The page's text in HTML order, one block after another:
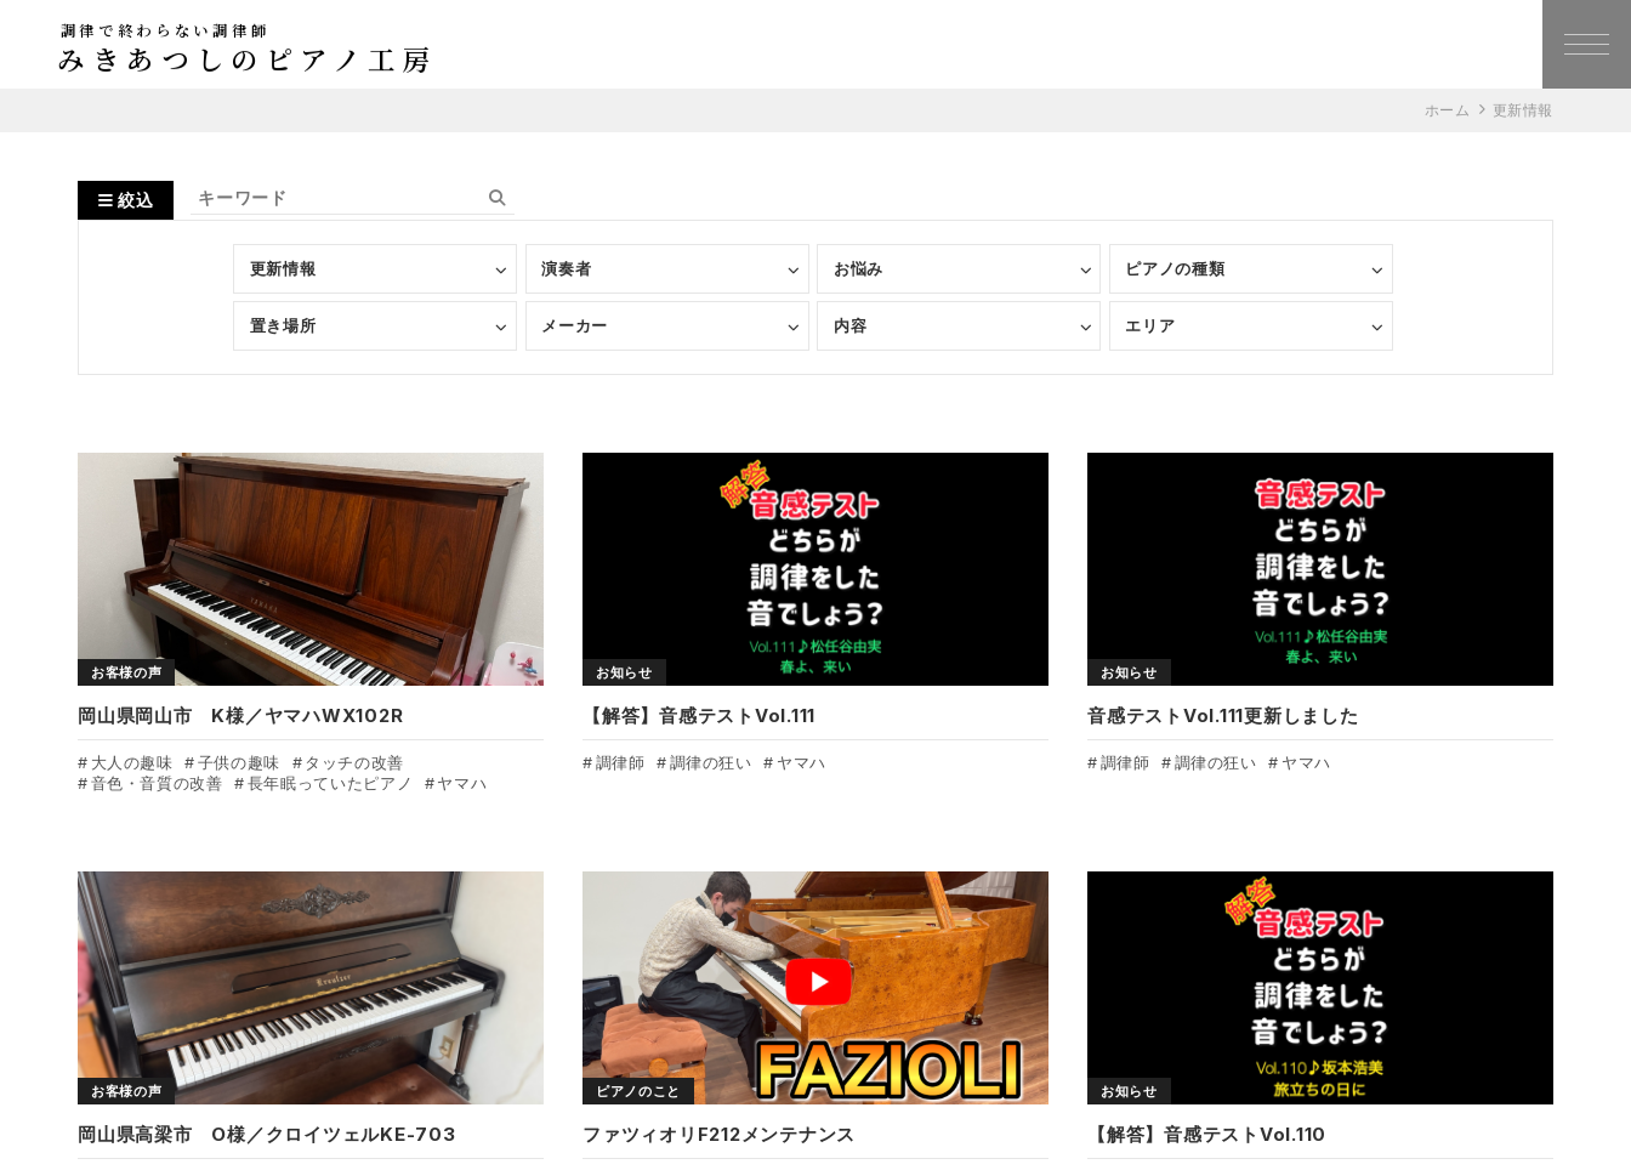
調律で終わらない調律師
みきあつしのピアノ工房
ホーム 更新情報
絞込
お客様の声
岡山県岡山市 K様／ヤマハWX102R
大人の趣味 子供の趣味
タッチの改善
音色・音質の改善
長年眠っていたピアノ ヤマハ
お知らせ
【解答】音感テストVol.111
調律師 調律の狂い ヤマハ
お知らせ
音感テストVol.111更新しました
調律師 調律の狂い ヤマハ
お客様の声
岡山県高梁市 O様／クロイツェルKE-703
ピアノのこと
ファツィオリF212メンテナンス
お知らせ
【解答】音感テストVol.110